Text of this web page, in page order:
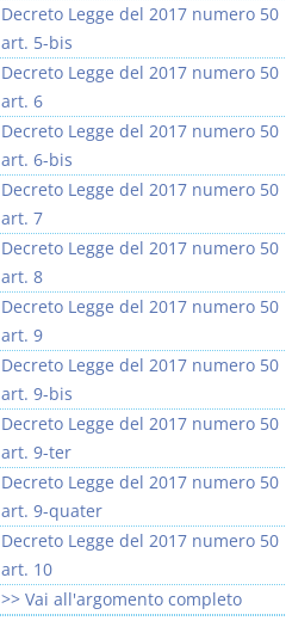
Decreto Legge del 2017 numero 50
art. 5-bis
Decreto Legge del 2017 numero 50
art. 6
Decreto Legge del 2017 numero 50
art. 6-bis
Decreto Legge del 2017 numero 50
art. 7
Decreto Legge del 2017 numero 50
art. 8
Decreto Legge del 2017 numero 50
art. 9
Decreto Legge del 2017 numero 50
art. 9-bis
Decreto Legge del 2017 numero 50
art. 9-ter
Decreto Legge del 2017 numero 50
art. 9-quater
Decreto Legge del 2017 numero 50
art. 10
>> Vai all'argomento completo